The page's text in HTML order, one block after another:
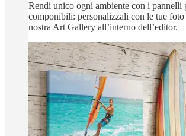
Rendi unico ogni ambiente con i pannelli
componibili: personalizzali con le tue
nostra Art Gallery all’interno dell’editor.